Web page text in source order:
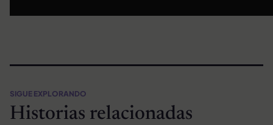
SIGUE EXPLORANDO
Historias relacionadas